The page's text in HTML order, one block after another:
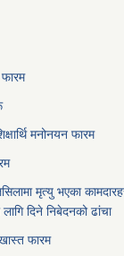
मनोनयन फारम
मृत्यु भएका
दिने निबेदनको ढांचा
फारम